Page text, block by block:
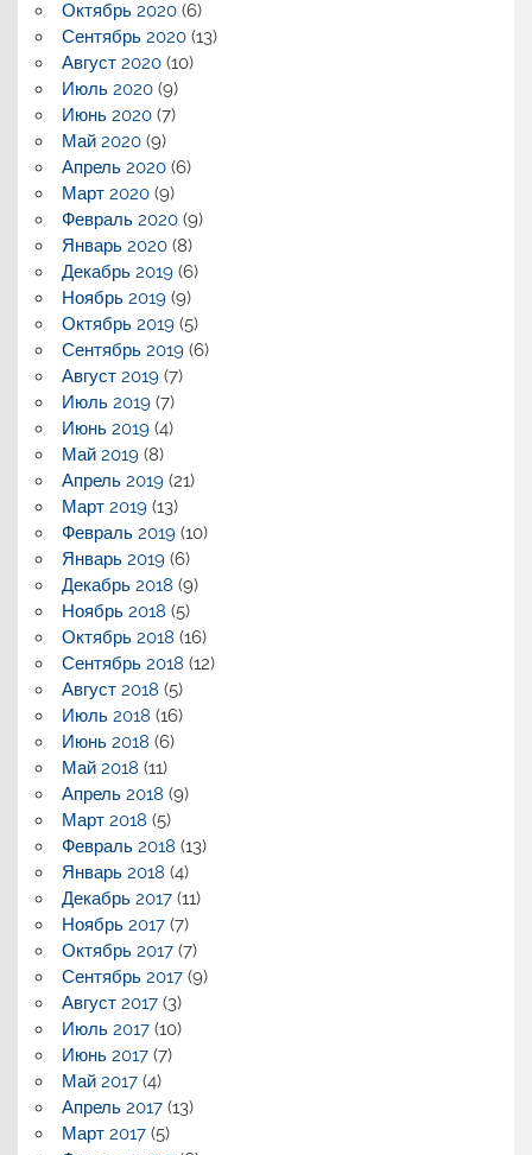
Октябрь 2020(6)
Сентябрь 2020(13)
Август 2020(10)
Июль 2020(9)
Июнь 2020(7)
Май 2020(9)
Апрель 2020(6)
Март 2020(9)
Февраль 2020(9)
Январь 2020(8)
Декабрь 2019(6)
Ноябрь 2019(9)
Октябрь 2019(5)
Сентябрь 2019(6)
Август 2019(7)
Июль 2019(7)
Июнь 2019(4)
Май 2019(8)
Апрель 2019(21)
Март 2019(13)
Февраль 2019(10)
Январь 2019(6)
Декабрь 2018 (9)
Ноябрь 2018 (5)
Октябрь 2018 (16)
Сентябрь 2018 (12)
Август 2018 (5)
Июль 2018 (16)
Июнь 2018 (6)
Май 2018 (11)
Апрель 2018 (9)
Март 2018 (5)
Февраль 2018 (13)
Январь 2018 (4)
Декабрь 2017(11)
Ноябрь 2017(7)
Октябрь 2017(7)
Сентябрь 2017(9)
Август 2017(3)
Июль 2017(10)
Июнь 2017(7)
Май 2017(4)
Апрель 2017(13)
Март 2017(5)